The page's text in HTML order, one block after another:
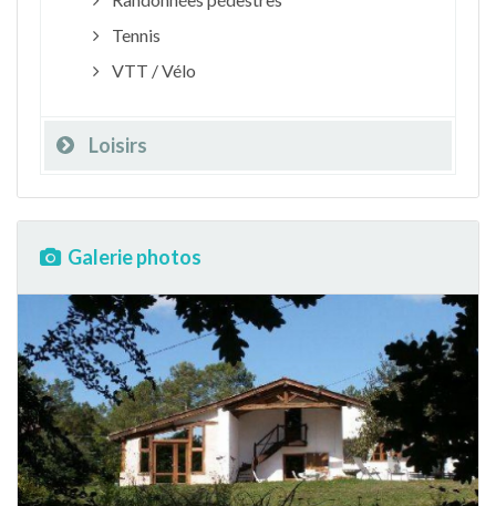
Tennis
VTT / Vélo
Loisirs
Galerie photos